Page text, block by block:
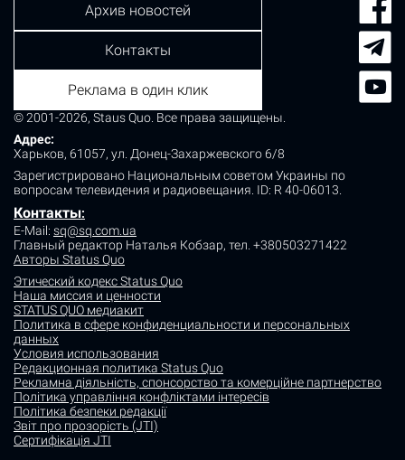
© 2001-2026, Staus Quo. Все права защищены.
Адрес:
Харьков, 61057, ул. Донец-Захаржевского 6/8
Зарегистрировано Национальным советом Украины по
вопросам телевидения и радиовещания. ID: R 40-06013.
Контакты:
E-Mail: sq@sq.com.ua
Главный редактор Наталья Кобзар, тел. +380503271422
Авторы Status Quo
Этический кодекс Status Quo
Наша миссия и ценности
STATUS QUO медиакит
Политика в сфере конфиденциальности и персональных
данных
Условия использования
Редакционная политика Status Quo
Рекламна діяльність, спонсорство та комерційне партнерство
Політика управління конфліктами інтересів
Політика безпеки редакції
Звіт про прозорість (JTI)
Сертифікація JTI
Архив новостей
Контакты
Реклама в один клик